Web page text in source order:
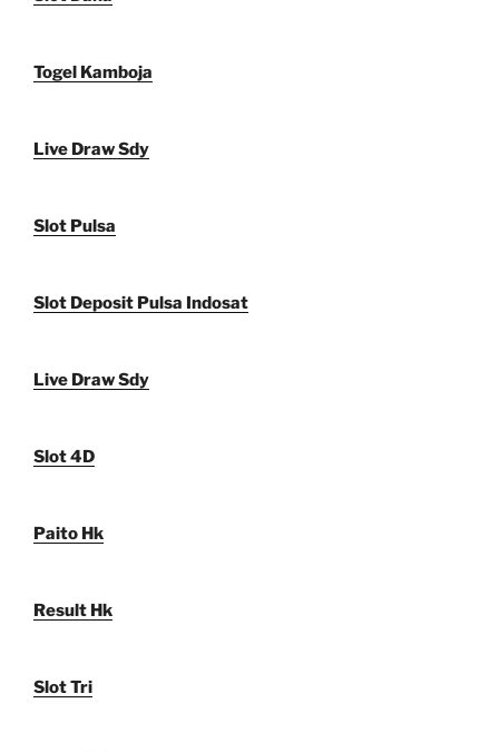
Togel Kamboja
Live Draw Sdy
Slot Pulsa
Slot Deposit Pulsa Indosat
Live Draw Sdy
Slot 4D
Paito Hk
Result Hk
Slot Tri